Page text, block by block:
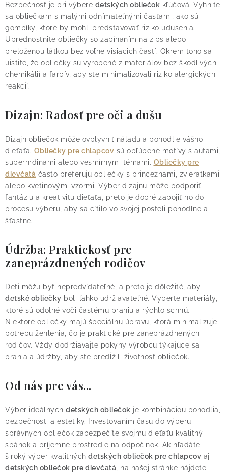
Bezpečnosť je pri výbere detských obliečok kľúčová. Vyhnite
sa obliečkam s malými odnímateľnými časťami, ako sú
gombíky, ktoré by mohli predstavovať riziko udusenia.
Uprednostnite obliečky so zapínaním na zips alebo
preloženou látkou bez voľne visiacich častí. Okrem toho sa
uistite, že obliečky sú vyrobené z materiálov bez škodlivých
chemikálií a farbív, aby ste minimalizovali riziko alergických
reakcií.
Dizajn: Radosť pre oči a dušu
Dizajn obliečok môže ovplyvniť náladu a pohodlie vášho
dieťaťa. Obliečky pre chlapcov sú obľúbené motívy s autami,
superhrdinami alebo vesmírnymi témami. Obliečky pre
dievčatá často preferujú obliečky s princeznami, zvieratkami
alebo kvetinovými vzormi. Výber dizajnu môže podporiť
fantáziu a kreativitu dieťaťa, preto je dobré zapojiť ho do
procesu výberu, aby sa cítilo vo svojej posteli pohodlne a
šťastne.
Údržba: Praktickosť pre
zaneprázdnených rodičov
Deti môžu byť nepredvídateľné, a preto je dôležité, aby
detské obliečky boli ľahko udržiavateľné. Vyberte materiály,
ktoré sú odolné voči častému praniu a rýchlo schnú.
Niektoré obliečky majú špeciálnu úpravu, ktorá minimalizuje
potrebu žehlenia, čo je praktické pre zaneprázdnených
rodičov. Vždy dodržiavajte pokyny výrobcu týkajúce sa
prania a údržby, aby ste predĺžili životnosť obliečok.
Od nás pre vás...
Výber ideálnych detských obliečok je kombináciou pohodlia,
bezpečnosti a estetiky. Investovaním času do výberu
správnych obliečok zabezpečíte svojmu dieťaťu kvalitný
spánok a príjemné prostredie na odpočinok. Ak hľadáte
široký výber kvalitných detských obliečok pre chlapcov aj
detských obliečok pre dievčatá, na našej stránke nájdete